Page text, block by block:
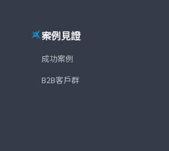
案例見證
成功案例
B2B客戶群